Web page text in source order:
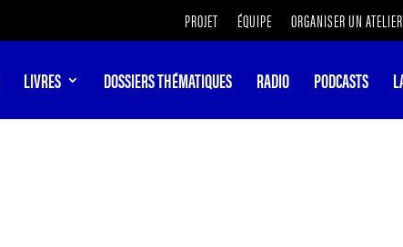
PROJET ÉQUIPE ORGANISER UN ATELIER
LIVRES DOSSIERS THÉMATIQUES RADIO PODCASTS